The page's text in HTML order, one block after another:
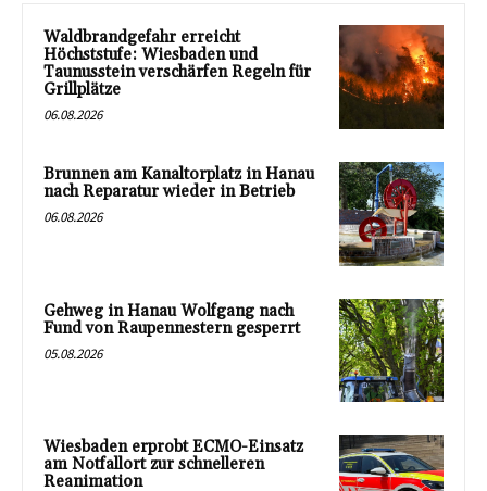
Waldbrandgefahr erreicht
Höchststufe: Wiesbaden und
Taunusstein verschärfen Regeln für
Grillplätze
06.08.2026
Brunnen am Kanaltorplatz in Hanau
nach Reparatur wieder in Betrieb
06.08.2026
Gehweg in Hanau Wolfgang nach
Fund von Raupennestern gesperrt
05.08.2026
Wiesbaden erprobt ECMO-Einsatz
am Notfallort zur schnelleren
Reanimation